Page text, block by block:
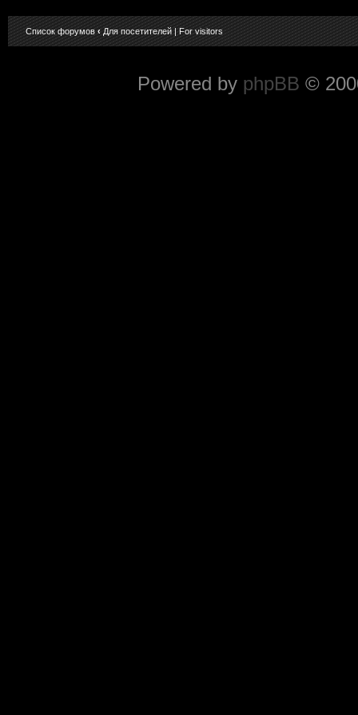
Список форумов ‹ Для посетителей | For visitors
Powered by phpBB ©